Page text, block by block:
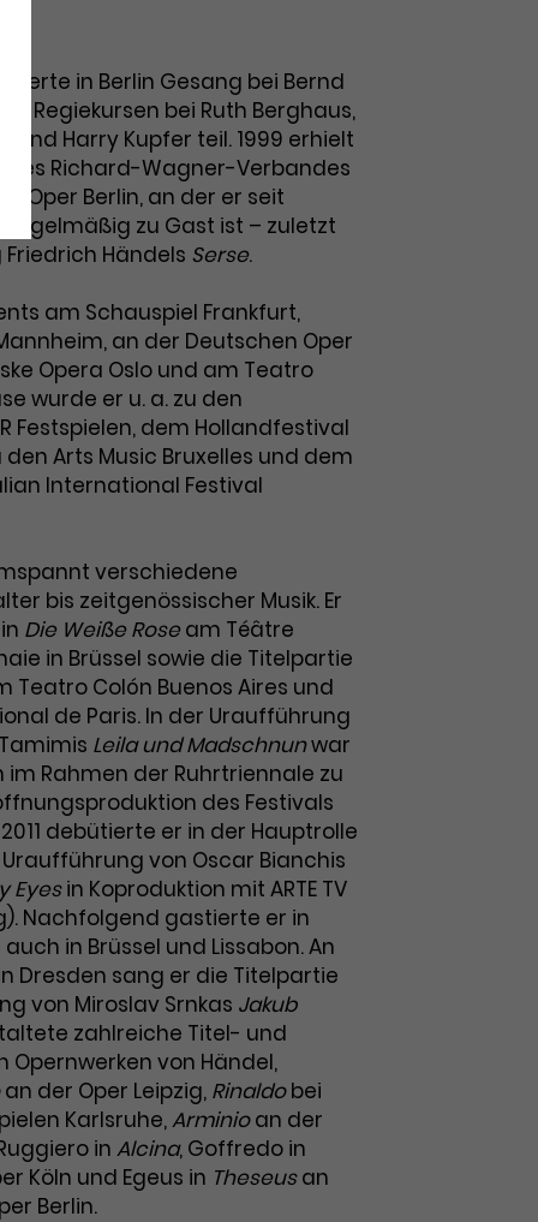
in Berlin Gesang bei Bernd
Regiekursen bei Ruth Berghaus,
und Harry Kupfer teil. 1999 erhielt
des Richard-Wagner-Verbandes
Oper Berlin, an der er seit
regelmäßig zu Gast ist – zuletzt
Friedrich Händels Serse.
am Schauspiel Frankfurt,
an der Deutschen Oper
Opera Oslo und am Teatro
wurde er u. a. zu den
Festspielen, dem Hollandfestival
Arts Music Bruxelles und dem
International Festival
verschiedene
bis zeitgenössischer Musik. Er
Die Weiße Roseam Téâtre
in Brüssel sowie die Titelpartie
Teatro Colón Buenos Aires und
de Paris. In der Uraufführung
Leila und Madschnunwar
im Rahmen der Ruhrtriennale zu
des Festivals
debütierte er in der Hauptrolle
von Oscar Bianchis
Eyesin Koproduktion mit ARTE TV
Nachfolgend gastierte er in
in Brüssel und Lissabon. An
Dresden sang er die Titelpartie
von Miroslav Srnkas Jakub
zahlreiche Titel- und
Opernwerken von Händel,
an der Oper Leipzig, Rinaldobei
Karlsruhe,Arminioan der
in Alcina, Goffredo in
Köln und Egeus in Theseusan
Berlin.